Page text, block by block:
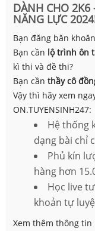
DÀNH CHO
NĂNG LỰC
Bạn đăng băn
Bạn cần lộ trình ôn
kì thi và đề thi?
Bạn cần thầy cô
Vậy thì hãy xem
ON.TUYENSINH247:
Hệ thống
dạng bài chỉ
Phủ kín
hàng hơn
Học live
khoản tự
Xem thêm thông